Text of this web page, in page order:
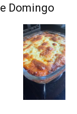
Domingo